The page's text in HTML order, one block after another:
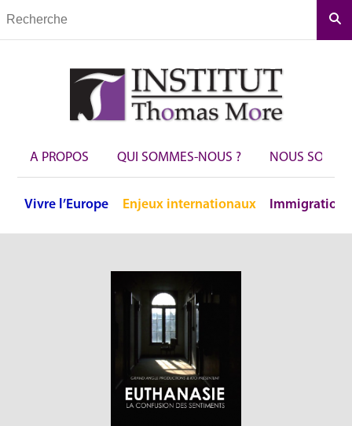
A PROPOS QUI SOMMES-NOUS ? NOUS
Vivre l’Europe Enjeux internationaux Immigration